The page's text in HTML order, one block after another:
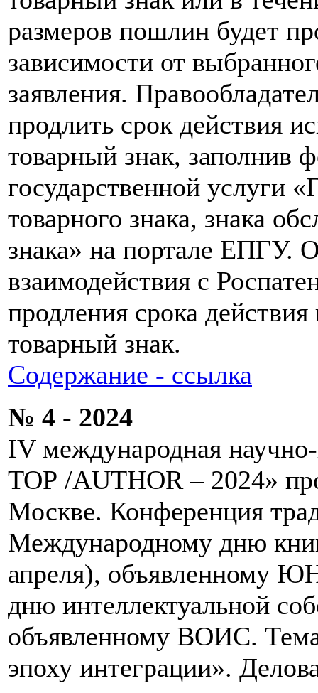
размеров пошлин будет
зависимости от
заявления.
продлить срок действия
товарный знак, заполнив
государственной услуги
товарного знака, знака
знака» на портале ЕПГУ.
взаимодействия с
продления срока
товарный знак.
Содержание - ссылка
№ 4 - 2024
IV международная
ТОР /AUTHOR – 2024»
Москве. Конференция
Международному дню
апреля), объявленному
дню интеллектуальной
объявленному ВОИС.
эпоху интеграции».